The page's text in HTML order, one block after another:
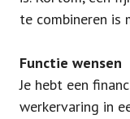
te combineren is
Functie wensen
Je hebt een
werkervaring in